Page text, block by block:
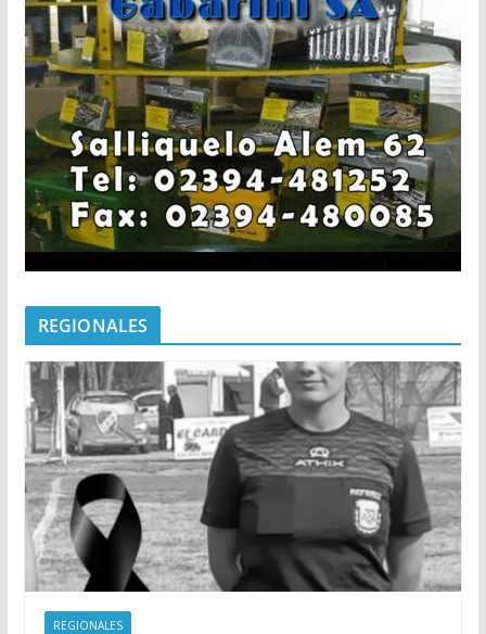
REGIONALES
REGIONALES